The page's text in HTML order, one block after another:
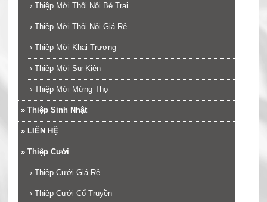
› Thiệp Mời Thôi Nôi Bé Trai
› Thiệp Mời Thôi Nôi Giá Rẻ
› Thiệp Mời Khai Trương
› Thiệp Mời Sự Kiện
› Thiệp Mời Mừng Thọ
» Thiệp Sinh Nhật
» LIÊN HỆ
» Thiệp Cưới
› Thiệp Cưới Giá Rẻ
› Thiệp Cưới Cổ Truyền